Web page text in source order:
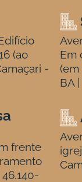
(ao
-
Em
(em
BA
frente